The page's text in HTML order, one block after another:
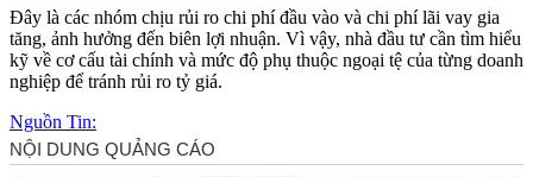
Đây là các nhóm chịu rủi ro chi phí đầu vào và chi phí lãi vay gia
tăng, ảnh hưởng đến biên lợi nhuận. Vì vậy, nhà đầu tư cần tìm hiểu
kỹ về cơ cấu tài chính và mức độ phụ thuộc ngoại tệ của từng doanh
nghiệp để tránh rủi ro tỷ giá.
Nguồn Tin: